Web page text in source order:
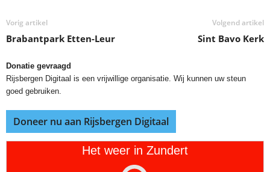
Vorig artikel
Brabantpark Etten-Leur
Volgend artikel
Sint Bavo Kerk
Donatie gevraagd
Rijsbergen Digitaal is een vrijwillige organisatie. Wij kunnen uw steun
goed gebruiken.
Doneer nu aan Rijsbergen Digitaal
Het weer in Zundert